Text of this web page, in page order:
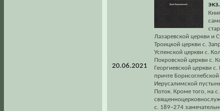
20.06.2021
Лазаревской церкви и
Троицкой церкви с.
Успенской церкви с.
Покровской церкви с.
Георгиевской церкви
причте
Иерусалимской
Поток. Кроме того, на
с. 189–274